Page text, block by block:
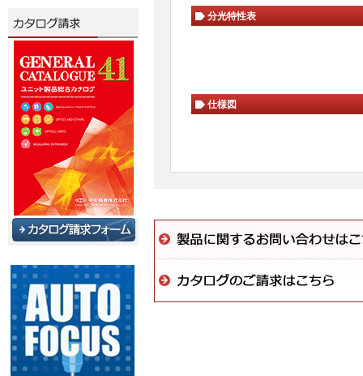
分光特性表
仕様図